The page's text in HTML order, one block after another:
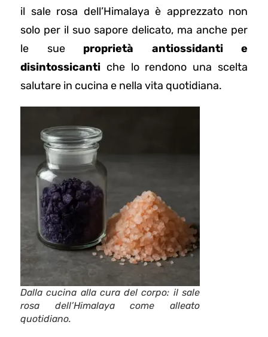
il sale rosa dell’Himalaya è apprezzato non
solo per il suo sapore delicato, ma anche per
le sue proprietà antiossidanti e
disintossicanti che lo rendono una scelta
salutare in cucina e nella vita quotidiana.
Dalla cucina alla cura del corpo: il sale
rosa dell’Himalaya come alleato
quotidiano.